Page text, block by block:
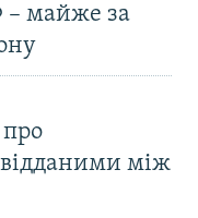
– майже за
між